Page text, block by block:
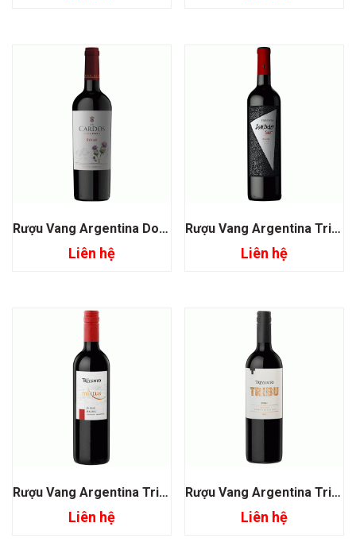
Rượu Vang Argentina Dona Paula Los Cardos Syrah
Liên hệ
Rượu Vang Argentina Trivento Ama Sur Malbec Syrah
Liên hệ
Rượu Vang Argentina Trivento Mixtus Syrah Malbec
Liên hệ
Rượu Vang Argentina Trivento Tribu Syrah Mendoza
Liên hệ